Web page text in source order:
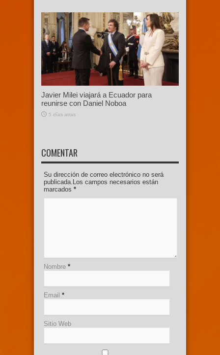
Javier Milei viajará a Ecuador para
reunirse con Daniel Noboa
5 días atras
COMENTAR
Su dirección de correo electrónico no será
publicada.Los campos necesarios están
marcados *
Nombre *
Email *
Sitio Web